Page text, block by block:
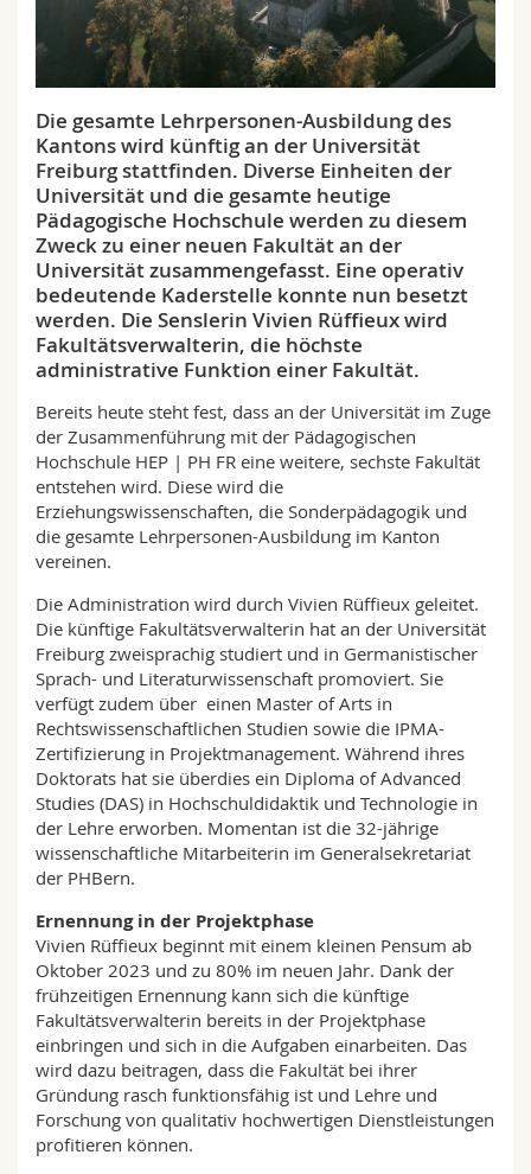
Math.-Nat. und Med. Fak.
Interfakultär
Mitarbeitende
Doktorierende
Webmail
Vorlesungsverzeichnis
MyUnifr
Die gesamte Lehrpersonen-Ausbildung des
Kantons wird künftig an der Universität
Freiburg stattfinden. Diverse Einheiten der
Universität und die gesamte heutige
Pädagogische Hochschule werden zu diesem
Zweck zu einer neuen Fakultät an der
Universität zusammengefasst. Eine operativ
bedeutende Kaderstelle konnte nun besetzt
werden. Die Senslerin Vivien Rüffieux wird
Fakultätsverwalterin, die höchste
administrative Funktion einer Fakultät.
Bereits heute steht fest, dass an der Universität im Zuge
der Zusammenführung mit der Pädagogischen
Hochschule HEP | PH FR eine weitere, sechste Fakultät
entstehen wird. Diese wird die
Erziehungswissenschaften, die Sonderpädagogik und
die gesamte Lehrpersonen-Ausbildung im Kanton
vereinen.
Die Administration wird durch Vivien Rüffieux geleitet.
Die künftige Fakultätsverwalterin hat an der Universität
Freiburg zweisprachig studiert und in Germanistischer
Sprach- und Literaturwissenschaft promoviert. Sie
verfügt zudem über einen Master of Arts in
Rechtswissenschaftlichen Studien sowie die IPMA-
Zertifizierung in Projektmanagement. Während ihres
Doktorats hat sie überdies ein Diploma of Advanced
Studies (DAS) in Hochschuldidaktik und Technologie in
der Lehre erworben. Momentan ist die 32-jährige
wissenschaftliche Mitarbeiterin im Generalsekretariat
der PHBern.
Ernennung in der Projektphase
Vivien Rüffieux beginnt mit einem kleinen Pensum ab
Oktober 2023 und zu 80% im neuen Jahr. Dank der
frühzeitigen Ernennung kann sich die künftige
Fakultätsverwalterin bereits in der Projektphase
einbringen und sich in die Aufgaben einarbeiten. Das
wird dazu beitragen, dass die Fakultät bei ihrer
Gründung rasch funktionsfähig ist und Lehre und
Forschung von qualitativ hochwertigen Dienstleistungen
profitieren können.